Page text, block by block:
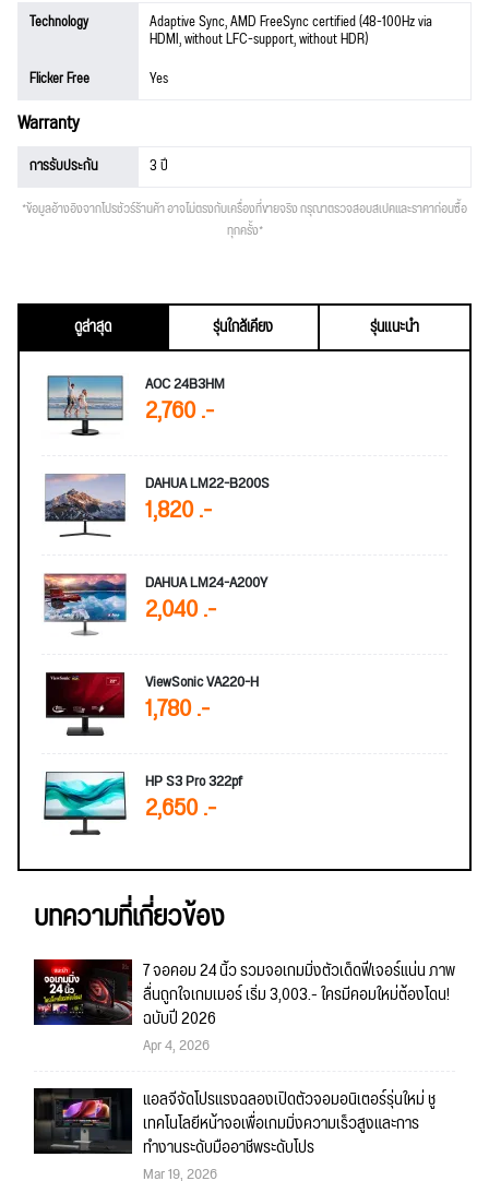
Technology Adaptive Sync, AMD FreeSync certified (48-100Hz via
HDMI, without LFC-support, without HDR)
Flicker Free
Yes
Warranty
การรับประกัน 3 ปี
*ข้อมูลอ้างอิงจากโปรชัวร์ร้านค้า อาจไม่ตรงกับเครื่องที่ขายจริง กรุณาตรวจสอบสเปคและราคาก่อนซื้อ
ทุกครั้ง*
ดูล่าสุด รุ่นใกล้เคียง
รุ่นแนะนำ
AOC 24B3HM
2,760 .-
DAHUA LM22-B200S
1,820 .-
DAHUA LM24-A200Y
2,040 .-
ViewSonic VA220-H
1,780 .-
HP S3 Pro 322pf
2,650 .-
บทความที่เกี่ยวข้อง
7 จอคอม 24 นิ้ว รวมจอเกมมิ่งตัวเด็ดฟีเจอร์แน่น ภาพ
ลื่นถูกใจเกมเมอร์ เริ่ม 3,003.- ใครมีคอมใหม่ต้องโดน!
ฉบับปี 2026
Apr 4, 2026
แอลจีจัดโปรแรงฉลองเปิดตัวจอมอนิเตอร์รุ่นใหม่ ชู
เทคโนโลยีหน้าจอเพื่อเกมมิ่งความเร็วสูงและการ
ทำงานระดับมืออาชีพระดับโปร
Mar 19, 2026